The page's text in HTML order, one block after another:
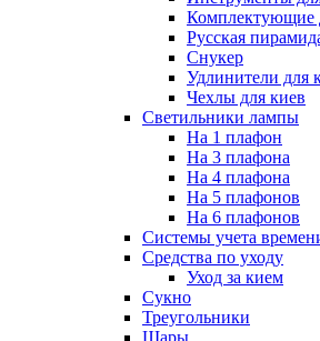
Комплектующие
Русская
Снукер
Удлинители для
Чехлы для киев
Светильники лампы
На 1 плафон
На 3 плафона
На 4 плафона
На 5 плафонов
На 6 плафонов
Системы учета
Средства по уходу
Уход за кием
Сукно
Треугольники
Шары